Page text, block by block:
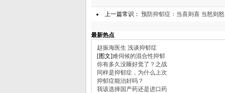
上一篇常识： 预防抑郁症：当喜则喜 当怒则怒
最新热点
赵振海医生 浅谈抑郁症
[图文]难伺候的混合性抑郁
你有多久没睡好觉了？之战
同样是抑郁症，为什么上次
抑郁症能治好吗？
我该选择国产药还是进口药